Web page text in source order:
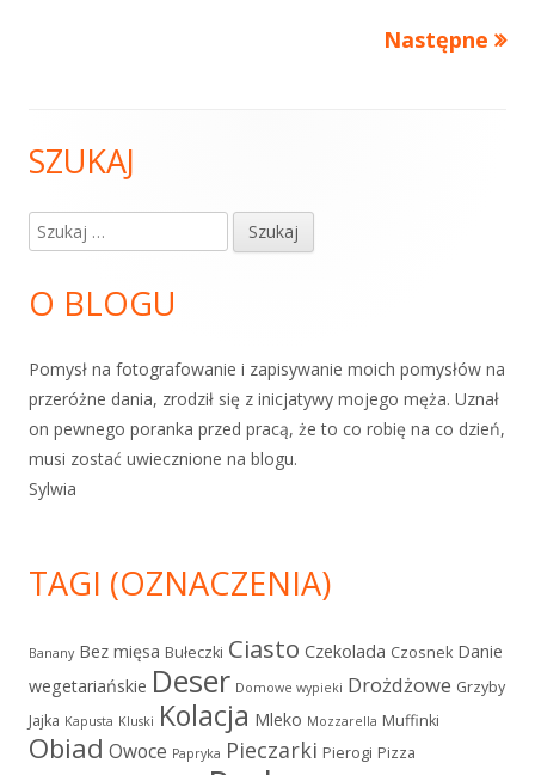
Następne
Główny
panel
SZUKAJ
Szukaj:
O BLOGU
Pomysł na fotografowanie i zapisywanie moich pomysłów na
przeróżne dania, zrodził się z inicjatywy mojego męża. Uznał
on pewnego poranka przed pracą, że to co robię na co dzień,
musi zostać uwiecznione na blogu.
Sylwia
TAGI (OZNACZENIA)
Banany Bez mięsa Bułeczki Ciasto Czekolada Czosnek Danie
wegetariańskie Deser Domowe wypieki Drożdżowe Grzyby
Jajka Kapusta Kluski Kolacja Mleko Mozzarella Muffinki
Obiad Owoce Papryka Pieczarki Pierogi Pizza